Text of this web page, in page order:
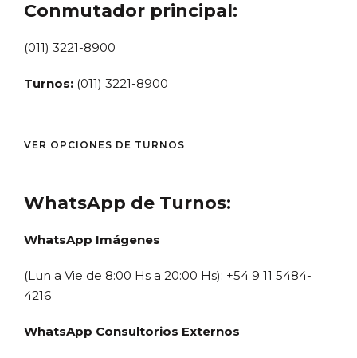
Conmutador principal:
(011) 3221-8900
Turnos: (011) 3221-8900
VER OPCIONES DE TURNOS
WhatsApp de Turnos:
WhatsApp Imágenes
(Lun a Vie de 8:00 Hs a 20:00 Hs): +54 9 11 5484-
4216
WhatsApp Consultorios Externos